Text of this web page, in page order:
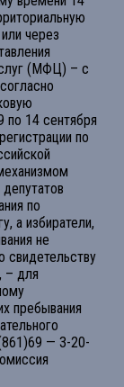
через
(МФЦ) – с
14 сентября
по
по
а избиратели,
не
свидетельству
– для
пребывания
— 3-20-